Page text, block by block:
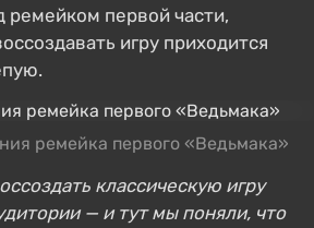
ремейком первой части,
игру приходится
ремейка первого «Ведьмака»
классическую игру
— и тут мы поняли, что